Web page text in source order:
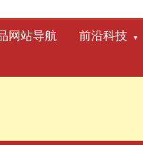
网站导航 前沿科技